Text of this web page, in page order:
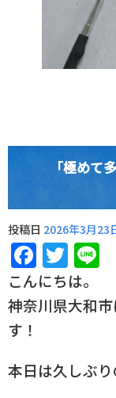
「極めて
投稿日 2026年3月23
こんにちは。
神奈川県大和
す！
本日は久しぶり